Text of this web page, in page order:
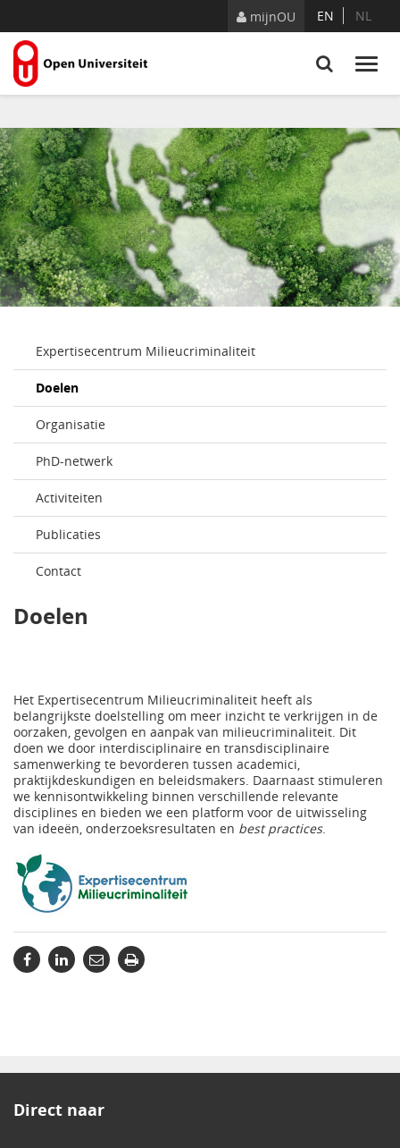
mijnOU EN NL
Expertisecentrum Milieucriminaliteit
Doelen
Organisatie
PhD-netwerk
Activiteiten
Publicaties
Contact
Doelen
Het Expertisecentrum Milieucriminaliteit heeft als
belangrijkste doelstelling om meer inzicht te verkrijgen in de
oorzaken, gevolgen en aanpak van milieucriminaliteit. Dit
doen we door interdisciplinaire en transdisciplinaire
samenwerking te bevorderen tussen academici,
praktijkdeskundigen en beleidsmakers. Daarnaast stimuleren
we kennisontwikkeling binnen verschillende relevante
disciplines en bieden we een platform voor de uitwisseling
van ideeën, onderzoeksresultaten en best practices.
Direct naar